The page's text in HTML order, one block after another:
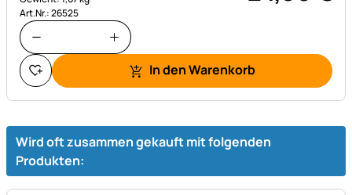
Art.Nr.: 26525
In den Warenkorb
Wird oft zusammen gekauft mit folgenden
Produkten: